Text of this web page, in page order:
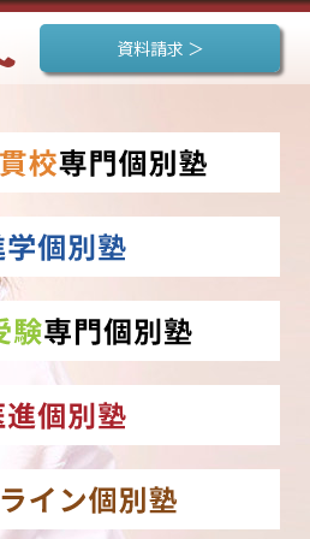
資料請求 ＞